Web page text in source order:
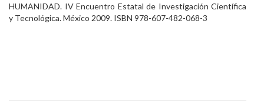
HUMANIDAD. IV Encuentro Estatal de Investigación Científica
y Tecnológica. México 2009. ISBN 978-607-482-068-3